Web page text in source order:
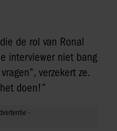
de rol van Ronal
interviewer niet bang
verzekert ze.
doen!”